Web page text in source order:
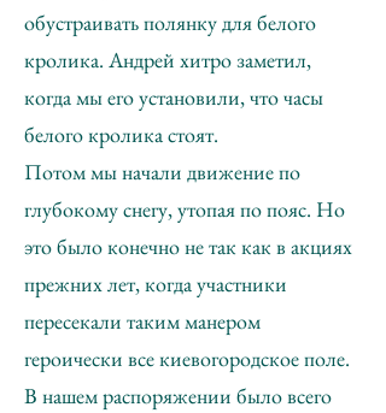
обустраивать полянку для белого
кролика. Андрей хитро заметил,
когда мы его установили, что часы
белого кролика стоят.
Потом мы начали движение по
глубокому снегу, утопая по пояс. Но
это было конечно не так как в акциях
прежних лет, когда участники
пересекали таким манером
героически все киевогородское поле.
В нашем распоряжении было всего